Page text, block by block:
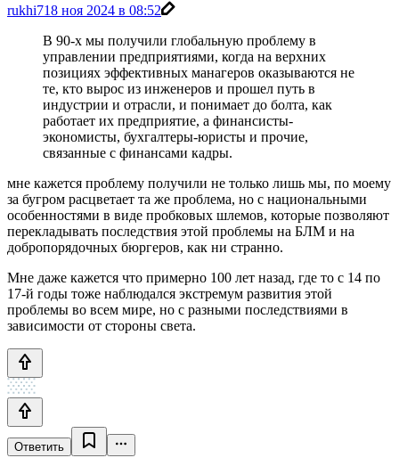
rukhi718 ноя 2024 в 08:52
В 90-х мы получили глобальную проблему в
управлении предприятиями, когда на верхних
позициях эффективных манагеров оказываются не
те, кто вырос из инженеров и прошел путь в
индустрии и отрасли, и понимает до болта, как
работает их предприятие, а финансисты-
экономисты, бухгалтеры-юристы и прочие,
связанные с финансами кадры.
мне кажется проблему получили не только лишь мы, по моему
за бугром расцветает та же проблема, но с национальными
особенностями в виде пробковых шлемов, которые позволяют
перекладывать последствия этой проблемы на БЛМ и на
добропорядочных бюргеров, как ни странно.
Мне даже кажется что примерно 100 лет назад, где то с 14 по
17-й годы тоже наблюдался экстремум развития этой
проблемы во всем мире, но с разными последствиями в
зависимости от стороны света.
Ответить